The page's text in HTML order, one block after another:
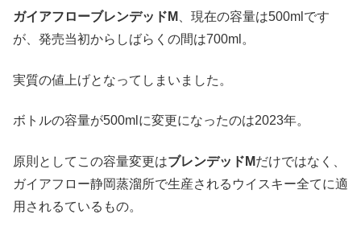
ガイアフローブレンデッドM 、現在の容量は500mlです
が、発売当初からしばらくの間は700ml。
実質の値上げとなってしまいました。
ボトルの容量が500mlに変更になったのは2023年。
原則としてこの容量変更はブレンデッドMだけではなく、
ガイアフロー静岡蒸溜所で生産されるウイスキー全てに適
用されるているもの。